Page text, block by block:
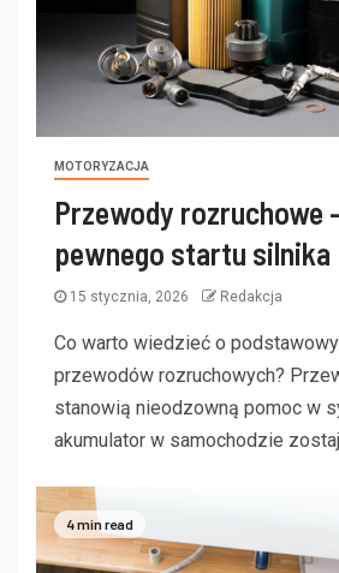
MOTORYZACJA
Przewody rozruchowe
pewnego startu silnika
15 stycznia, 2026 Redakcja
Co warto wiedzieć o
przewodów rozruchowych?
stanowią nieodzowną pomoc w
akumulator w samochodzie
4 min read